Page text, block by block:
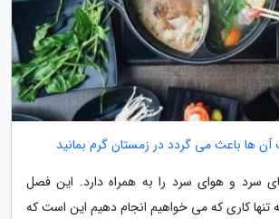
سرد و هوای سرد را به همراه دارد. این فصل
تنها کاری که می خواهیم انجام دهیم این است که